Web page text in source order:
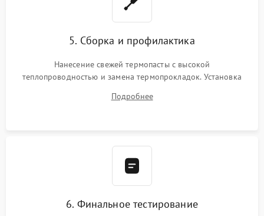
5. Сборка и профилактика
Нанесение свежей термопасты с высокой
теплопроводностью и замена термопрокладок. Установка
шлейфов, модулей памяти и накопителей. Предварительная
Подробнее
6. Финальное тестирование